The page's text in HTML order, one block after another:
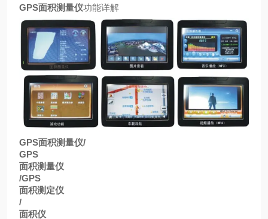
GPS面积测量仪功能详解
GPS面积测量仪/
GPS
面积测量仪
/GPS
面积测定仪
/
面积仪